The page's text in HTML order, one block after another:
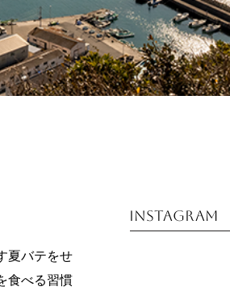
instagram
夏バテをせ
食べる習慣